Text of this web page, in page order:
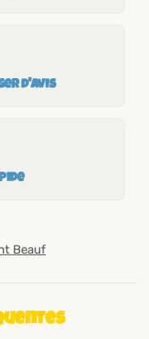
d'avis
Beauf